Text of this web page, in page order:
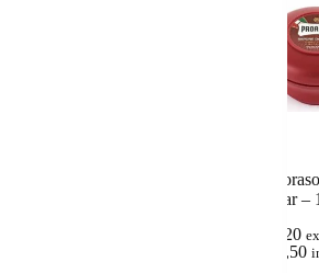
a jar
6,20
7,50